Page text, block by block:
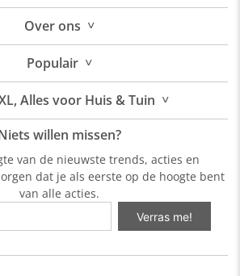
Overons ˅
Populair ˅
Alles voor Huis & Tuin ˅
willen missen?
van de nieuwste trends, acties en
dat je als eerste op de hoogte bent
van alle acties.
Verras me!